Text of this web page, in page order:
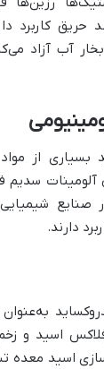
کاربرد
آب آزاد
بسیاری از
سدیم
صنایع
دارند.
اسید و
اسید معده